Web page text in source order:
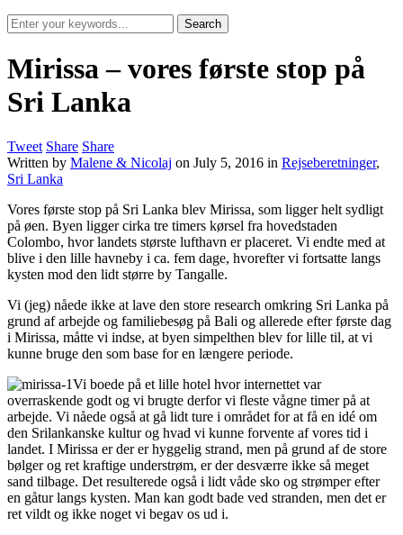
Mirissa – vores første stop på
Sri Lanka
Tweet Share Share
Written by Malene & Nicolaj on July 5, 2016 in Rejseberetninger,
Sri Lanka
Vores første stop på Sri Lanka blev Mirissa, som ligger helt sydligt
på øen. Byen ligger cirka tre timers kørsel fra hovedstaden
Colombo, hvor landets største lufthavn er placeret. Vi endte med at
blive i den lille havneby i ca. fem dage, hvorefter vi fortsatte langs
kysten mod den lidt større by Tangalle.
Vi (jeg) nåede ikke at lave den store research omkring Sri Lanka på
grund af arbejde og familiebesøg på Bali og allerede efter første dag
i Mirissa, måtte vi indse, at byen simpelthen blev for lille til, at vi
kunne bruge den som base for en længere periode.
Vi boede på et lille hotel hvor internettet var
overraskende godt og vi brugte derfor vi fleste vågne timer på at
arbejde. Vi nåede også at gå lidt ture i området for at få en idé om
den Srilankanske kultur og hvad vi kunne forvente af vores tid i
landet. I Mirissa er der er hyggelig strand, men på grund af de store
bølger og ret kraftige understrøm, er der desværre ikke så meget
sand tilbage. Det resulterede også i lidt våde sko og strømper efter
en gåtur langs kysten. Man kan godt bade ved stranden, men det er
ret vildt og ikke noget vi begav os ud i.